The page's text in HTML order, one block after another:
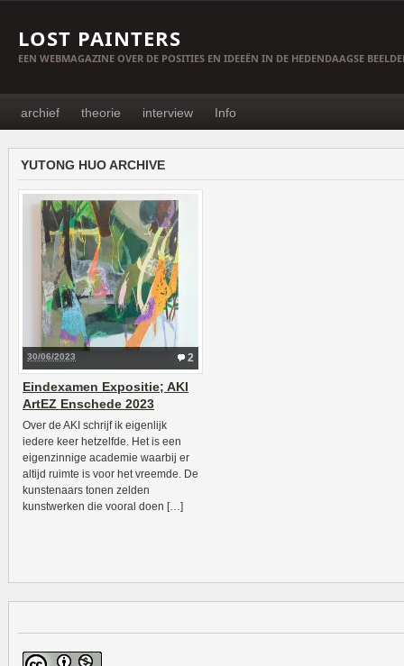
LOST PAINTERS
EEN WEBMAGAZINE OVER DE POSITIES EN IDEEËN IN DE HEDENDAAGSE
archief theorie interview Info
YUTONG HUO ARCHIVE
2
30/06/2023
Eindexamen Expositie; AKI
ArtEZ Enschede 2023
Over de AKI schrijf ik eigenlijk
iedere keer hetzelfde. Het is een
eigenzinnige academie waarbij er
altijd ruimte is voor het vreemde. De
kunstenaars tonen zelden
kunstwerken die vooral doen […]